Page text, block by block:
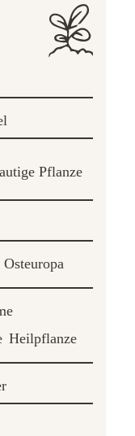
Pflanze
Osteuropa
Heilpflanze